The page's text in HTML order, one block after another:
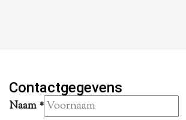
Contactgegevens
Naam*